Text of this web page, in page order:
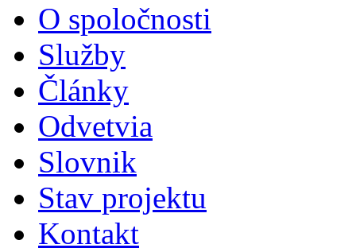
O spoločnosti
Služby
Články
Odvetvia
Slovnik
Stav projektu
Kontakt